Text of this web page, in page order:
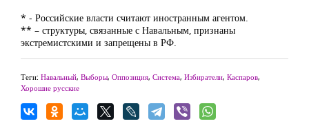
* - Российские власти считают иностранным агентом.
** – структуры, связанные с Навальным, признаны
экстремистскими и запрещены в РФ.
Теги: Навальный, Выборы, Оппозиция, Система, Избиратели, Каспаров,
Хорошие русские